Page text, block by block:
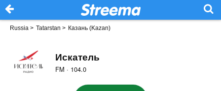
Russia > Tatarstan > Казань (Kazan)
Искатель
FM · 104.0